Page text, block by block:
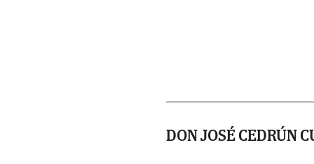
DON JOSÉ CEDRÚN